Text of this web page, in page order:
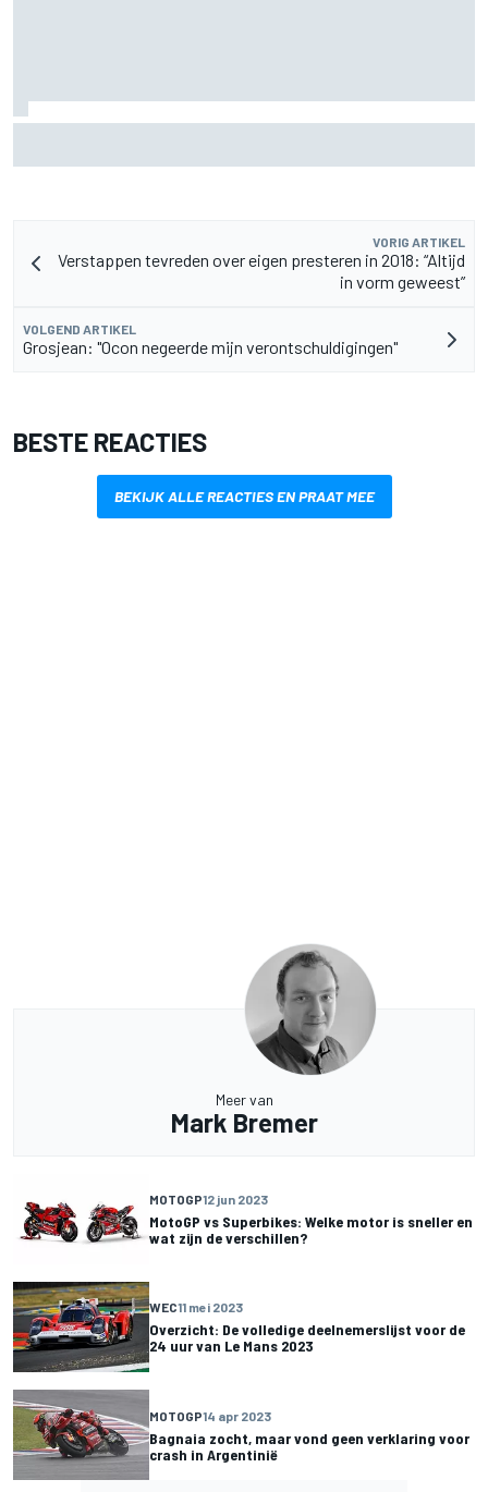
VORIG ARTIKEL
Verstappen tevreden over eigen presteren in 2018: “Altijd
in vorm geweest”
VOLGEND ARTIKEL
Grosjean: "Ocon negeerde mijn verontschuldigingen"
BESTE REACTIES
BEKIJK ALLE REACTIES EN PRAAT MEE
Meer van
Mark Bremer
MOTOGP12 jun 2023
MotoGP vs Superbikes: Welke motor is sneller en
wat zijn de verschillen?
WEC11 mei 2023
Overzicht: De volledige deelnemerslijst voor de
24 uur van Le Mans 2023
MOTOGP14 apr 2023
Bagnaia zocht, maar vond geen verklaring voor
crash in Argentinië